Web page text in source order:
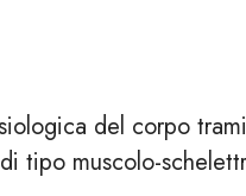
del corpo
tipo muscolo-